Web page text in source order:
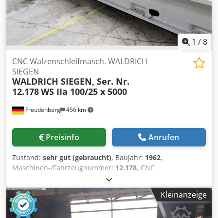
1 /8
Freudenberg 456 km
CNC Walzenschleifmasch. WALDRICH
SIEGEN
WALDRICH SIEGEN, Ser. Nr.
12.178WS IIa 100/25 x 5000
Preisinfo Anrufen
Zustand: sehr gut (gebraucht), Baujahr: 1962,
Maschinen-/Fahrzeugnummer: 12.178, CNC
Walzenschleifmaschine WALDRICH SIEGEN Typ WS IIa
100/25 x 5000 Zum Verkauf steht eine hochpräzise
Walzenschleifmaschine von WALDRICH SIEGEN in
bewährter Industrieausführung. Die Maschine wurde 1996
Kleinanzeige